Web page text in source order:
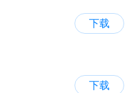
下载
下载